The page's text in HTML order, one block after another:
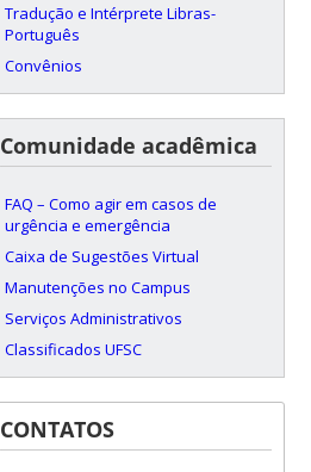
Tradução e Intérprete Libras-
Português
Convênios
Comunidade acadêmica
FAQ – Como agir em casos de
urgência e emergência
Caixa de Sugestões Virtual
Manutenções no Campus
Serviços Administrativos
Classificados UFSC
CONTATOS